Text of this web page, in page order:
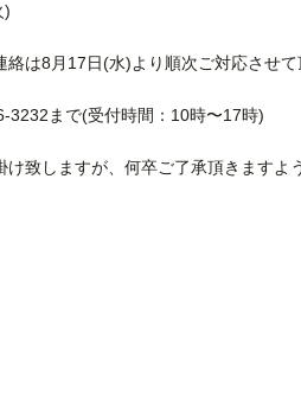
)
は8月17日(水)より順次ご対応させて
3232まで(受付時間：10時〜17時)
致しますが、何卒ご了承頂きますよ